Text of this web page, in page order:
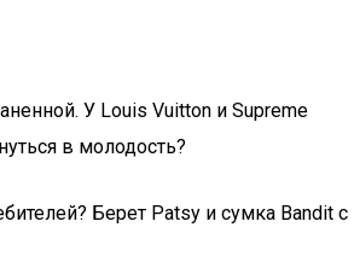
У Louis Vuitton и Supreme
в молодость?
Берет Patsy и сумка Bandit с